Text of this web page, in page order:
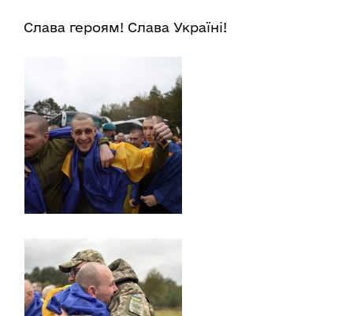
Слава героям! Слава Україні!